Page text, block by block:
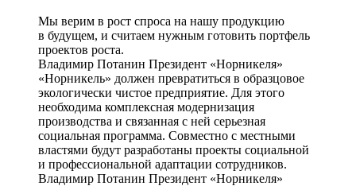
Мы верим в рост спроса на нашу продукцию
в будущем, и считаем нужным готовить портфель
проектов роста.
Владимир Потанин Президент «Норникеля»
«Норникель» должен превратиться в образцовое
экологически чистое предприятие. Для этого
необходима комплексная модернизация
производства и связанная с ней серьезная
социальная программа. Совместно с местными
властями будут разработаны проекты социальной
и профессиональной адаптации сотрудников.
Владимир Потанин Президент «Норникеля»